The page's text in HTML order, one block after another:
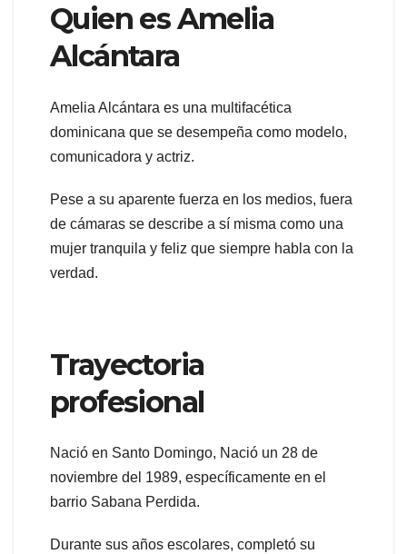
Quien es Amelia
Alcántara
Amelia Alcántara es una multifacética
dominicana que se desempeña como modelo,
comunicadora y actriz.
Pese a su aparente fuerza en los medios, fuera
de cámaras se describe a sí misma como una
mujer tranquila y feliz que siempre habla con la
verdad.
Trayectoria
profesional
Nació en Santo Domingo, Nació un 28 de
noviembre del 1989, específicamente en el
barrio Sabana Perdida.
Durante sus años escolares, completó su